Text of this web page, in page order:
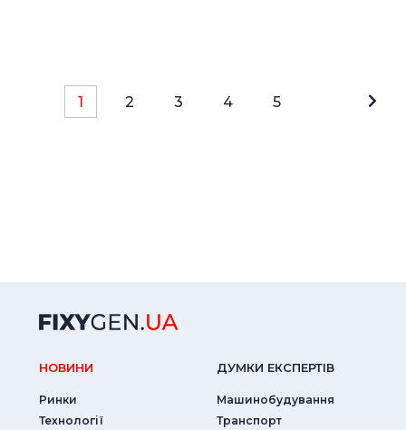
1 2 3 4 5
НОВИНИ
Ринки
Технології
ДУМКИ ЕКСПЕРТIВ
Машинобудування
Транспорт